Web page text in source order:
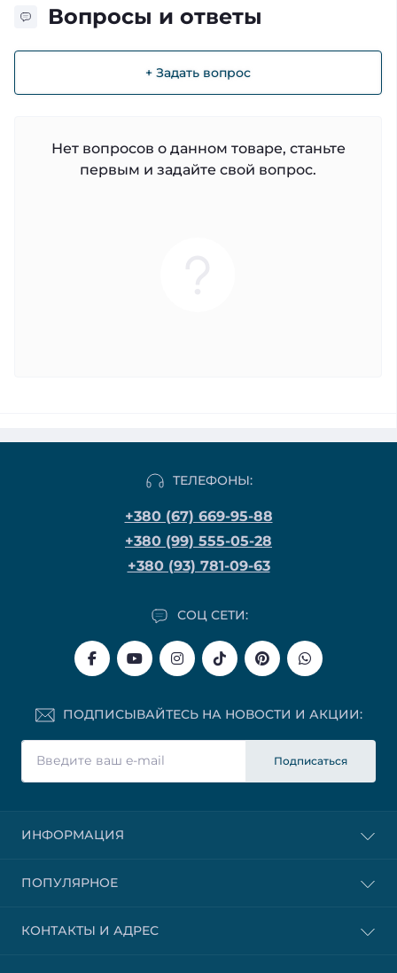
Вопросы и ответы
+ Задать вопрос
Нет вопросов о данном товаре, станьте
первым и задайте свой вопрос.
ТЕЛЕФОНЫ:
+380 (67) 669-95-88
+380 (99) 555-05-28
+380 (93) 781-09-63
СОЦ СЕТИ:
ПОДПИСЫВАЙТЕСЬ НА НОВОСТИ И АКЦИИ:
Подписаться
ИНФОРМАЦИЯ
ПОПУЛЯРНОЕ
КОНТАКТЫ И АДРЕС